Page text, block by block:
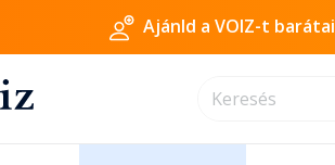
Ajánld a VOIZ-t